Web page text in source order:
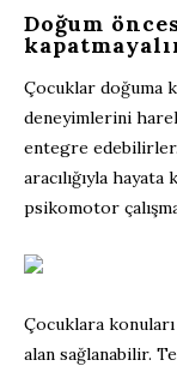
Doğum
Çocuklar doğuma
deneyimlerini
entegre
aracılığıyla hayata
psikomotor
Çocuklara
alan sağlanabilir.